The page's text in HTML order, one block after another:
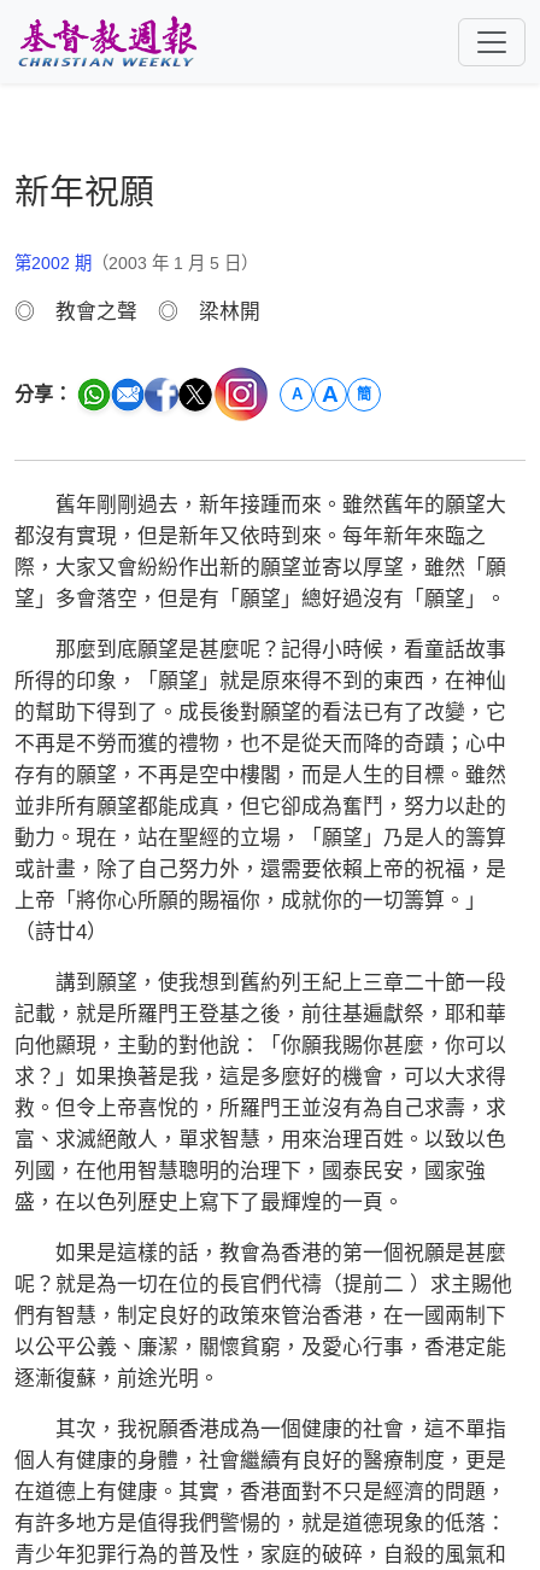
新年祝願
第2002 期 （2003 年 1 月 5 日）
◎ 教會之聲 ◎ 梁林開
分享： A A 簡
舊年剛剛過去，新年接踵而來。雖然舊年的願望大
都沒有實現，但是新年又依時到來。每年新年來臨之
際，大家又會紛紛作出新的願望並寄以厚望，雖然「願
望」多會落空，但是有「願望」總好過沒有「願望」。
那麼到底願望是甚麼呢？記得小時候，看童話故事
所得的印象，「願望」就是原來得不到的東西，在神仙
的幫助下得到了。成長後對願望的看法已有了改變，它
不再是不勞而獲的禮物，也不是從天而降的奇蹟；心中
存有的願望，不再是空中樓閣，而是人生的目標。雖然
並非所有願望都能成真，但它卻成為奮鬥，努力以赴的
動力。現在，站在聖經的立場，「願望」乃是人的籌算
或計畫，除了自己努力外，還需要依賴上帝的祝福，是
上帝「將你心所願的賜福你，成就你的一切籌算。」
（詩廿4）
講到願望，使我想到舊約列王紀上三章二十節一段
記載，就是所羅門王登基之後，前往基遍獻祭，耶和華
向他顯現，主動的對他說：「你願我賜你甚麼，你可以
求？」如果換著是我，這是多麼好的機會，可以大求得
救。但令上帝喜悅的，所羅門王並沒有為自己求壽，求
富、求滅絕敵人，單求智慧，用來治理百姓。以致以色
列國，在他用智慧聰明的治理下，國泰民安，國家強
盛，在以色列歷史上寫下了最輝煌的一頁。
如果是這樣的話，教會為香港的第一個祝願是甚麼
呢？就是為一切在位的長官們代禱（提前二 ）求主賜他
們有智慧，制定良好的政策來管治香港，在一國兩制下
以公平公義、廉潔，關懷貧窮，及愛心行事，香港定能
逐漸復蘇，前途光明。
其次，我祝願香港成為一個健康的社會，這不單指
個人有健康的身體，社會繼續有良好的醫療制度，更是
在道德上有健康。其實，香港面對不只是經濟的問題，
有許多地方是值得我們警愓的，就是道德現象的低落：
青少年犯罪行為的普及性，家庭的破碎，自殺的風氣和